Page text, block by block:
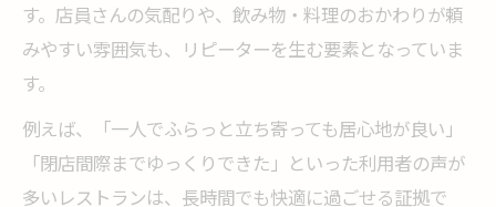
す。店員さんの気配りや、飲み物・料理のおかわりが頼
みやすい雰囲気も、リピーターを生む要素となっていま
す。
例えば、「一人でふらっと立ち寄っても居心地が良い」
「閉店間際までゆっくりできた」といった利用者の声が
多いレストランは、長時間でも快適に過ごせる証拠で